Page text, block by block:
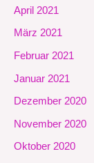
April 2021
März 2021
Februar 2021
Januar 2021
Dezember 2020
November 2020
Oktober 2020